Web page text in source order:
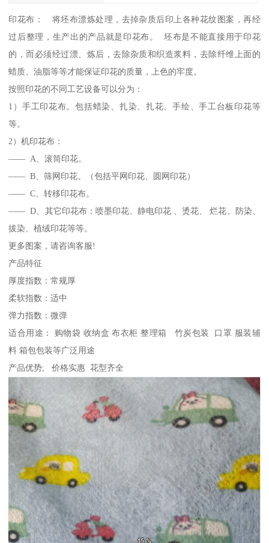
印花布： 将坯布漂炼处理，去掉杂质后印上各种花纹图案，再经
过后整理，生产出的产品就是印花布。 坯布是不能直接用于印花
的，而必须经过漂、炼后，去除杂质和织造浆料，去除纤维上面的
蜡质、油脂等等才能保证印花的质量，上色的牢度。
按照印花的不同工艺设备可以分为：
1）手工印花布。包括蜡染、扎染、扎花、手绘、手工台板印花等
等。
2）机印花布：
—— A、滚筒印花。
—— B、筛网印花。（包括平网印花、圆网印花）
—— C、转移印花布。
—— D、其它印花布：喷墨印花、静电印花 、烫花、 烂花、防染、
拔染、植绒印花等等。
更多图案，请咨询客服!
产品特征
厚度指数：常规厚
柔软指数：适中
弹力指数：微弹
适合用途： 购物袋 收纳盒 布衣柜 整理箱 竹炭包装 口罩 服装辅
料 箱包包装等广泛用途
产品优势; 价格实惠 花型齐全